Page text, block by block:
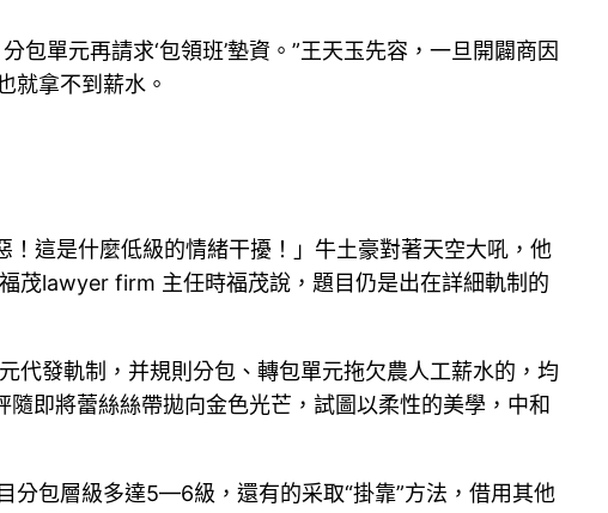
單元再請求‘包領班’墊資。”王天玉先容，一旦開闢商因
就拿不到薪水。
這是什麼低級的情緒干擾！」牛土豪對著天空大吼，他
茂lawyer firm 主任時福茂說，題目仍是出在詳細軌制的
代發軌制，并規則分包、轉包單元拖欠農人工薪水的，均
即將蕾絲絲帶拋向金色光芒，試圖以柔性的美學，中和
分包層級多達5—6級，還有的采取“掛靠”方法，借用其他